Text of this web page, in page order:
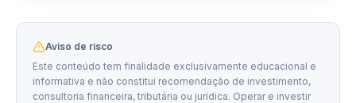
Aviso de risco
Este conteúdo tem finalidade exclusivamente educacional e
informativa e não constitui recomendação de investimento,
consultoria financeira, tributária ou jurídica. Operar e investir